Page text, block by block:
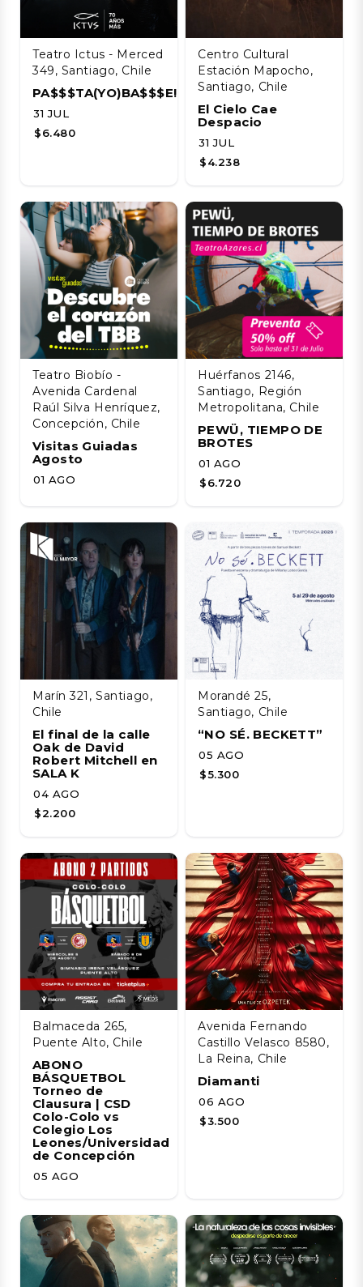
Teatro Ictus - Merced
349, Santiago, Chile
PA$$$TA(YO)BA$$$E!!!!
31 JUL
$6.480
Centro Cultural
Estación Mapocho,
Santiago, Chile
El Cielo Cae
Despacio
31 JUL
$4.238
Teatro Biobío -
Avenida Cardenal
Raúl Silva Henríquez,
Concepción, Chile
Visitas Guiadas
Agosto
01 AGO
Huérfanos 2146,
Santiago, Región
Metropolitana, Chile
PEWÜ, TIEMPO DE
BROTES
01 AGO
$6.720
Marín 321, Santiago,
Chile
El final de la calle
Oak de David
Robert Mitchell en
SALA K
04 AGO
$2.200
Morandé 25,
Santiago, Chile
“NO SÉ. BECKETT”
05 AGO
$5.300
Balmaceda 265,
Puente Alto, Chile
ABONO
BÁSQUETBOL
Torneo de
Clausura | CSD
Colo-Colo vs
Colegio Los
Leones/Universidad
de Concepción
05 AGO
Avenida Fernando
Castillo Velasco 8580,
La Reina, Chile
Diamanti
06 AGO
$3.500